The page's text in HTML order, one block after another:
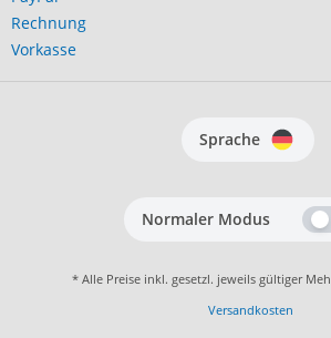
Rechnung
Vorkasse
Sprache
Normaler Modus
* Alle Preise inkl. gesetzl. jeweils gültiger
Versandkosten